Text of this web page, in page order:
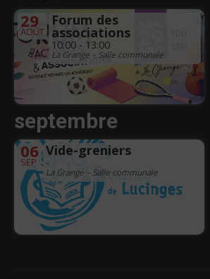
29
AOÛT
Forum des
associations
10:00 - 13:00
La Grange – Salle communale
septembre
06
SEP
Vide-greniers
-
La Grange – Salle communale